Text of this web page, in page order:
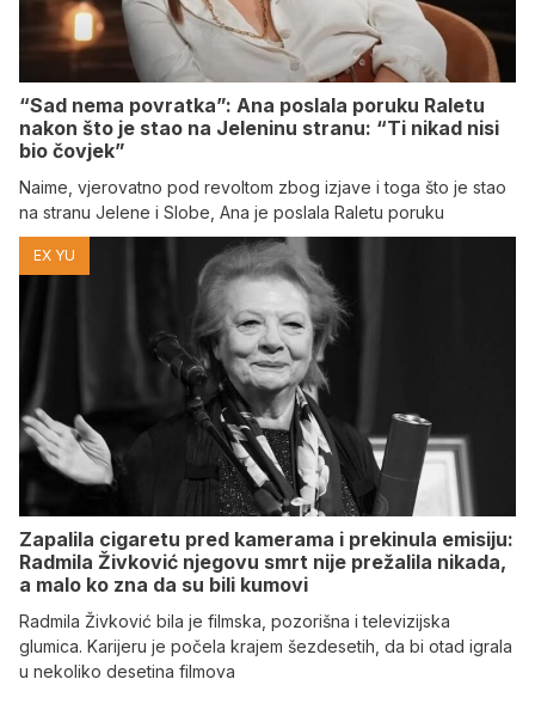
“Sad nema povratka”: Ana poslala poruku Raletu
nakon što je stao na Jeleninu stranu: “Ti nikad nisi
bio čovjek”
Naime, vjerovatno pod revoltom zbog izjave i toga što je stao
na stranu Jelene i Slobe, Ana je poslala Raletu poruku
EX YU
Zapalila cigaretu pred kamerama i prekinula emisiju:
Radmila Živković njegovu smrt nije prežalila nikada,
a malo ko zna da su bili kumovi
Radmila Živković bila je filmska, pozorišna i televizijska
glumica. Karijeru je počela krajem šezdesetih, da bi otad igrala
u nekoliko desetina filmova